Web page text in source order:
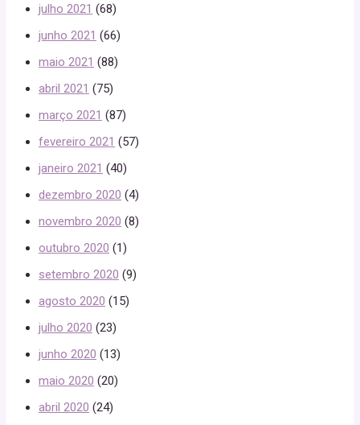
julho 2021 (68)
junho 2021 (66)
maio 2021 (88)
abril 2021 (75)
março 2021 (87)
fevereiro 2021 (57)
janeiro 2021 (40)
dezembro 2020 (4)
novembro 2020 (8)
outubro 2020 (1)
setembro 2020 (9)
agosto 2020 (15)
julho 2020 (23)
junho 2020 (13)
maio 2020 (20)
abril 2020 (24)